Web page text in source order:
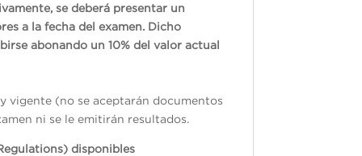
se deberá presentar un
a la fecha del examen. Dicho
abonando un 10% del valor actual
vigente (no se aceptarán documentos
ni se le emitirán resultados.
disponibles